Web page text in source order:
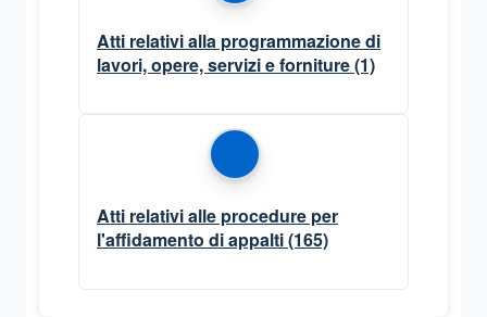
Atti relativi alla programmazione di
lavori, opere, servizi e forniture(1)
Atti relativi alle procedure per
l'affidamento di appalti(165)